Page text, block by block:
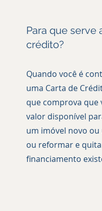
Para que serve
crédito?
Quando você é
uma Carta de
que comprova que
valor disponível
um imóvel novo
ou reformar e
financiamento